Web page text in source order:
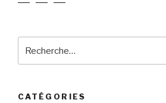
pour
CATÉGORIES